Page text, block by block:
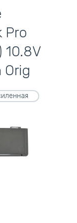
Pro
10.8V
Orig